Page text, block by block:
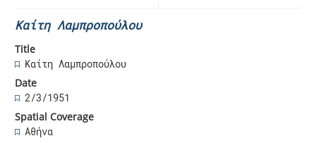
Καίτη Λαμπροπούλου
Title
Καίτη Λαμπροπούλου
Date
2/3/1951
Spatial Coverage
Αθήνα